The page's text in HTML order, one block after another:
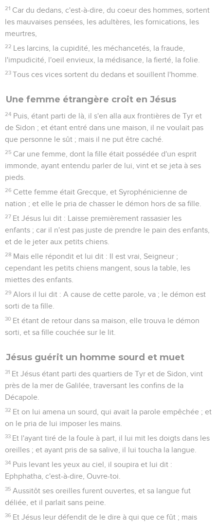
21 Car du dedans, c'est-à-dire, du coeur des hommes, sortent
les mauvaises pensées, les adultères, les fornications, les
meurtres,
22 Les larcins, la cupidité, les méchancetés, la fraude,
l'impudicité, l'oeil envieux, la médisance, la fierté, la folie.
23 Tous ces vices sortent du dedans et souillent l'homme.
Une femme étrangère croit en Jésus
24 Puis, étant parti de là, il s'en alla aux frontières de Tyr et
de Sidon ; et étant entré dans une maison, il ne voulait pas
que personne le sût ; mais il ne put être caché.
25 Car une femme, dont la fille était possédée d'un esprit
immonde, ayant entendu parler de lui, vint et se jeta à ses
pieds.
26 Cette femme était Grecque, et Syrophénicienne de
nation ; et elle le pria de chasser le démon hors de sa fille.
27 Et Jésus lui dit : Laisse premièrement rassasier les
enfants ; car il n'est pas juste de prendre le pain des enfants,
et de le jeter aux petits chiens.
28 Mais elle répondit et lui dit : Il est vrai, Seigneur ;
cependant les petits chiens mangent, sous la table, les
miettes des enfants.
29 Alors il lui dit : A cause de cette parole, va ; le démon est
sorti de ta fille.
30 Et étant de retour dans sa maison, elle trouva le démon
sorti, et sa fille couchée sur le lit.
Jésus guérit un homme sourd et muet
31 Et Jésus étant parti des quartiers de Tyr et de Sidon, vint
près de la mer de Galilée, traversant les confins de la
Décapole.
32 Et on lui amena un sourd, qui avait la parole empêchée ; et
on le pria de lui imposer les mains.
33 Et l'ayant tiré de la foule à part, il lui mit les doigts dans les
oreilles ; et ayant pris de sa salive, il lui toucha la langue.
34 Puis levant les yeux au ciel, il soupira et lui dit :
Ephphatha, c'est-à-dire, Ouvre-toi.
35 Aussitôt ses oreilles furent ouvertes, et sa langue fut
déliée, et il parlait sans peine.
36 Et Jésus leur défendit de le dire à qui que ce fût ; mais